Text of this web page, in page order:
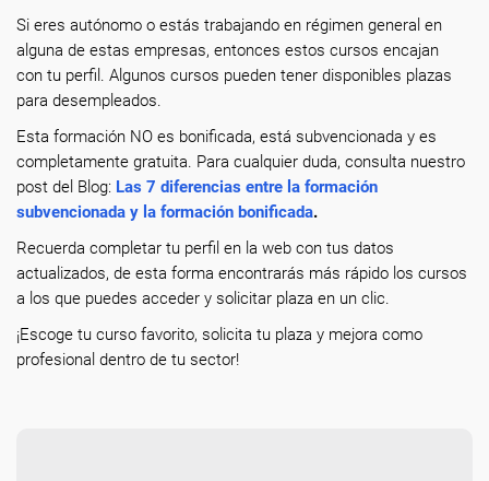
Si eres autónomo o estás trabajando en régimen general en
alguna de estas empresas, entonces estos cursos encajan
con tu perfil. Algunos cursos pueden tener disponibles plazas
para desempleados.
Esta formación NO es bonificada, está subvencionada y es
completamente gratuita. Para cualquier duda, consulta nuestro
post del Blog: Las 7 diferencias entre la formación
subvencionada y la formación bonificada.
Recuerda completar tu perfil en la web con tus datos
actualizados, de esta forma encontrarás más rápido los cursos
a los que puedes acceder y solicitar plaza en un clic.
¡Escoge tu curso favorito, solicita tu plaza y mejora como
profesional dentro de tu sector!